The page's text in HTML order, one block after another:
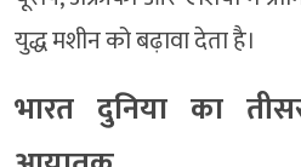
युद्ध मशीन को बढ़ावा देता है।
भारत दुनिया का